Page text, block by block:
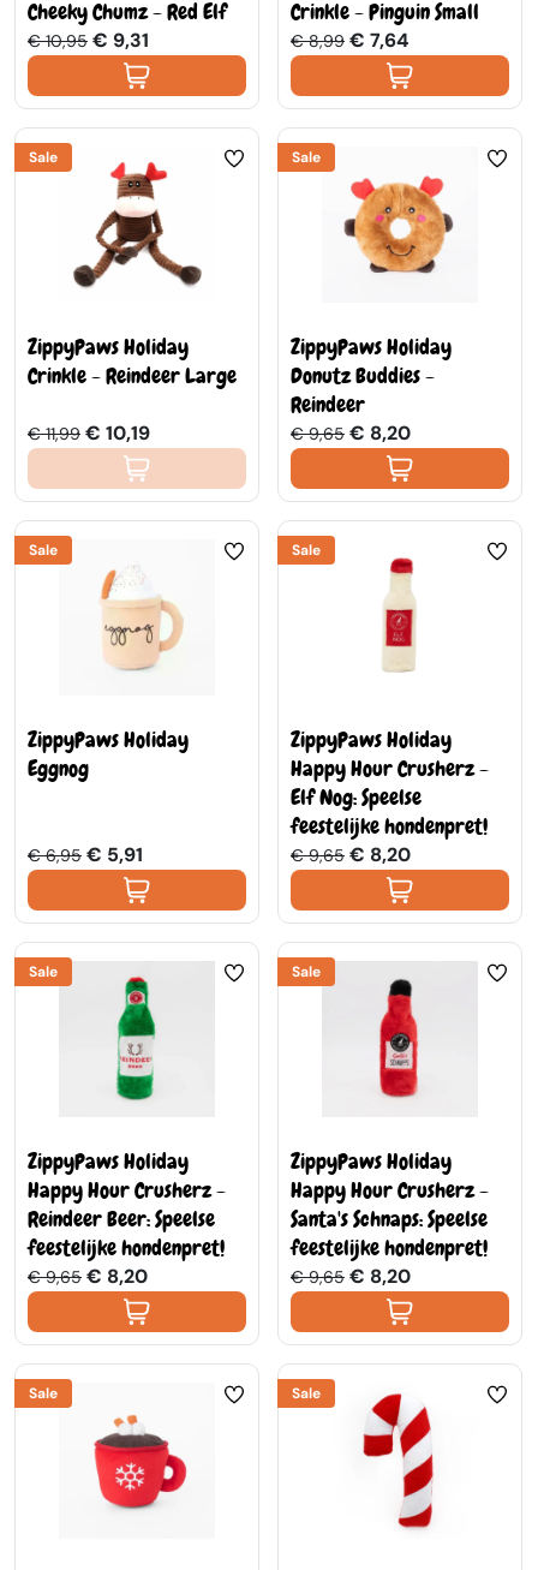
Cheeky Chumz - Red Elf
€ 10,95 € 9,31
Crinkle - Pinguin Small
€ 8,99 € 7,64
Sale
ZippyPaws Holiday
Crinkle - Reindeer Large
€ 11,99 € 10,19
Sale
ZippyPaws Holiday
Donutz Buddies -
Reindeer
€ 9,65 € 8,20
Sale
ZippyPaws Holiday
Eggnog
€ 6,95 € 5,91
Sale
ZippyPaws Holiday
Happy Hour Crusherz -
Elf Nog: Speelse
feestelijke hondenpret!
€ 9,65 € 8,20
Sale
ZippyPaws Holiday
Happy Hour Crusherz -
Reindeer Beer: Speelse
feestelijke hondenpret!
€ 9,65 € 8,20
Sale
ZippyPaws Holiday
Happy Hour Crusherz -
Santa's Schnaps: Speelse
feestelijke hondenpret!
€ 9,65 € 8,20
Sale Sale